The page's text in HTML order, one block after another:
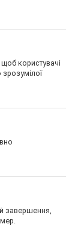
користувачі
завершення,